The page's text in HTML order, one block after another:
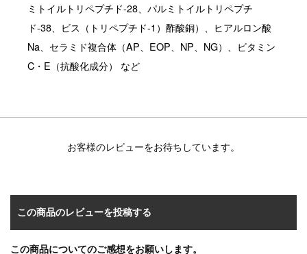
ミトイルトリペプチド-28、パルミトイルトリペプチ
ド-38、ビス（トリペプチド-1）酢酸銅）、ヒアルロン酸
Na、セラミド複合体（AP、EOP、NP、NG）、ビタミン
C・E（抗酸化成分） など
お客様のレビューをお待ちしています。
この商品のレビューを投稿する
この商品についてのご感想をお願いします。